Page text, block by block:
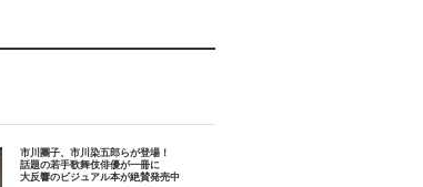
市川團子、市川染五郎らが登場！
話題の若手歌舞伎俳優が一冊に
大反響のビジュアル本が絶賛発売中